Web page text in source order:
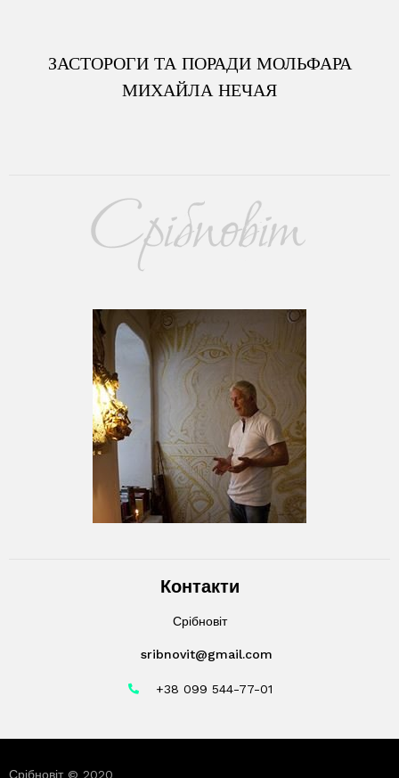
ЗАСТОРОГИ ТА ПОРАДИ МОЛЬФАРА
МИХАЙЛА НЕЧАЯ
Контакти
Срібновіт
sribnovit@gmail.com
+38 099 544-77-01
Срібновіт © 2020